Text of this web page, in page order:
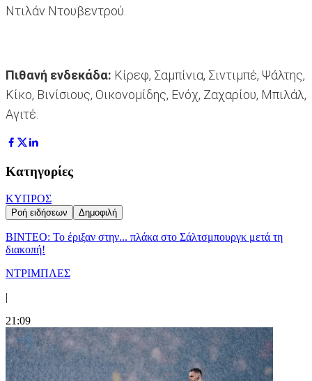
Ντιλάν Ντουβεντρού.
Πιθανή ενδεκάδα: Κίρεφ, Σαμπίνια, Σιντιμπέ, Ψάλτης,
Κίκο, Βινίσιους, Οικονομίδης, Ενόχ, Ζαχαρίου, Μπιλάλ,
Αγιτέ.
Κατηγορίες
ΚΥΠΡΟΣ
Ροή ειδήσεων Δημοφιλή
ΒΙΝΤΕΟ: Το έριξαν στην... πλάκα στο Σάλτσμπουργκ μετά τη
διακοπή!
ΝΤΡΙΜΠΛΕΣ
|
21:09